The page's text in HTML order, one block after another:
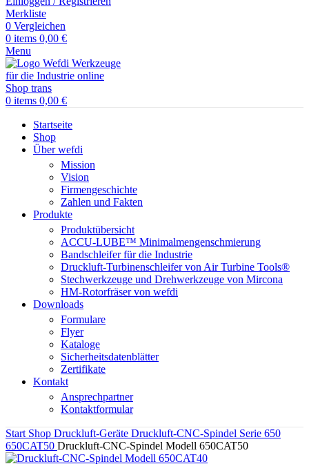
Merkliste
0 Vergleichen
0 items 0,00 €
Menu
0 items 0,00 €
Startseite
Shop
Über wefdi
Mission
Vision
Firmengeschichte
Zahlen und Fakten
Produkte
Produktübersicht
ACCU-LUBE™ Minimalmengenschmierung
Bandschleifer für die Industrie
Druckluft-Turbinenschleifer von Air Turbine Tools®
Stechwerkzeuge und Drehwerkzeuge von Mircona
HM-Rotorfräser von wefdi
Downloads
Formulare
Flyer
Kataloge
Sicherheitsdatenblätter
Zertifikate
Kontakt
Ansprechpartner
Kontaktformular
Start Shop Druckluft-Geräte Druckluft-CNC-Spindel Serie 650
650CAT50 Druckluft-CNC-Spindel Modell 650CAT50